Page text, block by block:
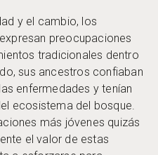
y el cambio, los
preocupaciones
tradicionales dentro
sus ancestros confiaban
enfermedades y tenían
ecosistema del bosque.
más jóvenes quizás
el valor de estas